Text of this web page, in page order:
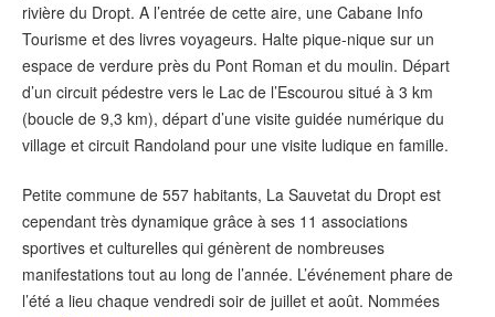
rivière du Dropt. A l’entrée de cette aire, une Cabane Info
Tourisme et des livres voyageurs. Halte pique-nique sur un
espace de verdure près du Pont Roman et du moulin. Départ
d’un circuit pédestre vers le Lac de l’Escourou situé à 3 km
(boucle de 9,3 km), départ d’une visite guidée numérique du
village et circuit Randoland pour une visite ludique en famille.
Petite commune de 557 habitants, La Sauvetat du Dropt est
cependant très dynamique grâce à ses 11 associations
sportives et culturelles qui génèrent de nombreuses
manifestations tout au long de l’année. L’événement phare de
l’été a lieu chaque vendredi soir de juillet et août. Nommées